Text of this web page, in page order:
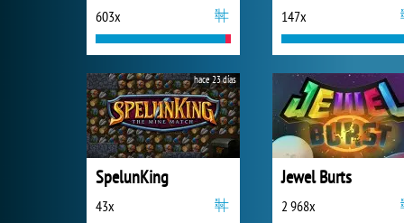
603x 147x
SpelunKing
43x
hace 23 días
Jewel Burts
2 968x